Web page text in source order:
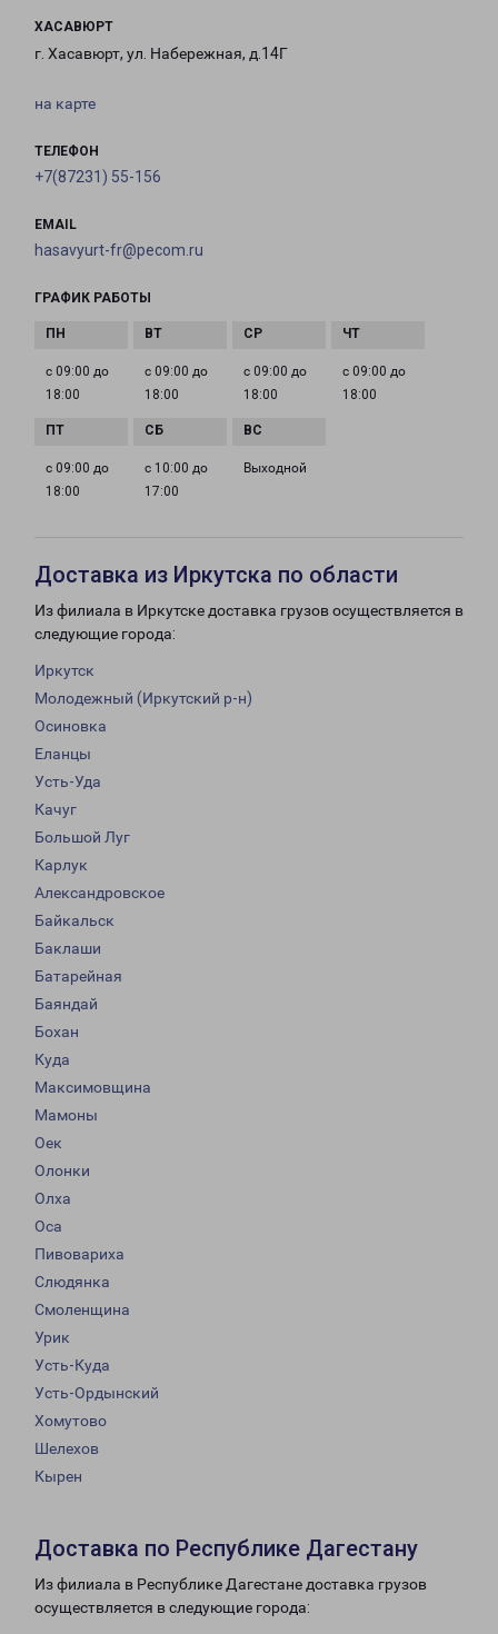
ХАСАВЮРТ
г. Хасавюрт, ул. Набережная, д.14Г
на карте
ТЕЛЕФОН
+7(87231) 55-156
EMAIL
hasavyurt-fr@pecom.ru
ГРАФИК РАБОТЫ
с 09:00 до
18:00
с 09:00 до
18:00
с 09:00 до
18:00
с 09:00 до
18:00
с 09:00 до
18:00
с 10:00 до
17:00
Выходной
Доставка из Иркутска по области
Из филиала в Иркутске доставка грузов осуществляется в
следующие города:
Иркутск
Молодежный (Иркутский р-н)
Осиновка
Еланцы
Усть-Уда
Качуг
Большой Луг
Карлук
Александровское
Байкальск
Баклаши
Батарейная
Баяндай
Бохан
Куда
Максимовщина
Мамоны
Оек
Олонки
Олха
Оса
Пивовариха
Слюдянка
Смоленщина
Урик
Усть-Куда
Усть-Ордынский
Хомутово
Шелехов
Кырен
Доставка по Республике Дагестану
Из филиала в Республике Дагестане доставка грузов
осуществляется в следующие города: